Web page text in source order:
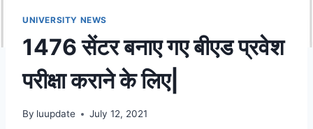
UNIVERSITY NEWS
1476 सेंटर बनाए गए बीएड प्रवेश
परीक्षा कराने के लिए|
By luupdate July 12, 2021